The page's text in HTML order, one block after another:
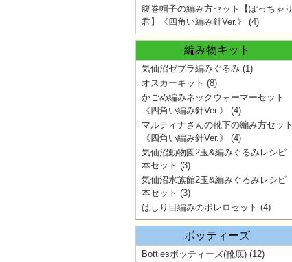
腹巻帽子の編み方セット【ぽっちゃり
君】《四角い編み針Ver.》
(4)
編み物キット
気仙沼ゼブラ編みぐるみ (1)
オスカーキット (8)
かごめ編みネックウォーマーセット
《四角い編み針Ver.》
(4)
マルティナさんの靴下の編み方セット
《四角い編み針Ver.》
(4)
気仙沼動物園2玉&編みぐるみレシピ
本セット (3)
気仙沼水族館2玉&編みぐるみレシピ
本セット (3)
はしり目編みのボレロセット (4)
ボッティーズ
Bottiesボッティーズ(靴底) (12)